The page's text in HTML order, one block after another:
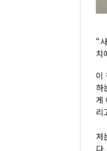
“
치
이
하
게
리
저
다